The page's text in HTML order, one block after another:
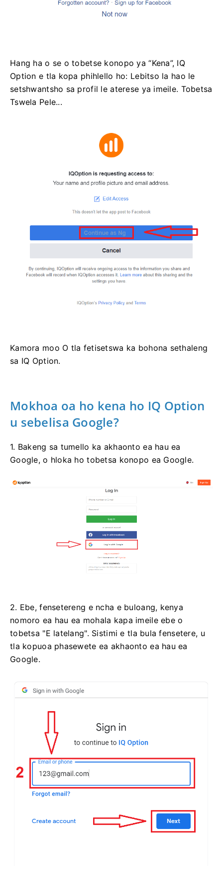
Hang ha o se o tobetse konopo ya “Kena”, IQ
Option e tla kopa phihlello ho: Lebitso la hao le
setshwantsho sa profil le aterese ya imeile. Tobetsa
Tswela Pele...
Kamora moo O tla fetisetswa ka bohona sethaleng
sa IQ Option.
Mokhoa oa ho kena ho IQ Option
u sebelisa Google?
1. Bakeng sa tumello ka akhaonto ea hau ea
Google, o hloka ho tobetsa konopo ea Google.
2. Ebe, fensetereng e ncha e buloang, kenya
nomoro ea hau ea mohala kapa imeile ebe o
tobetsa "E latelang". Sistimi e tla bula fensetere, u
tla kopuoa phasewete ea akhaonto ea hau ea
Google.